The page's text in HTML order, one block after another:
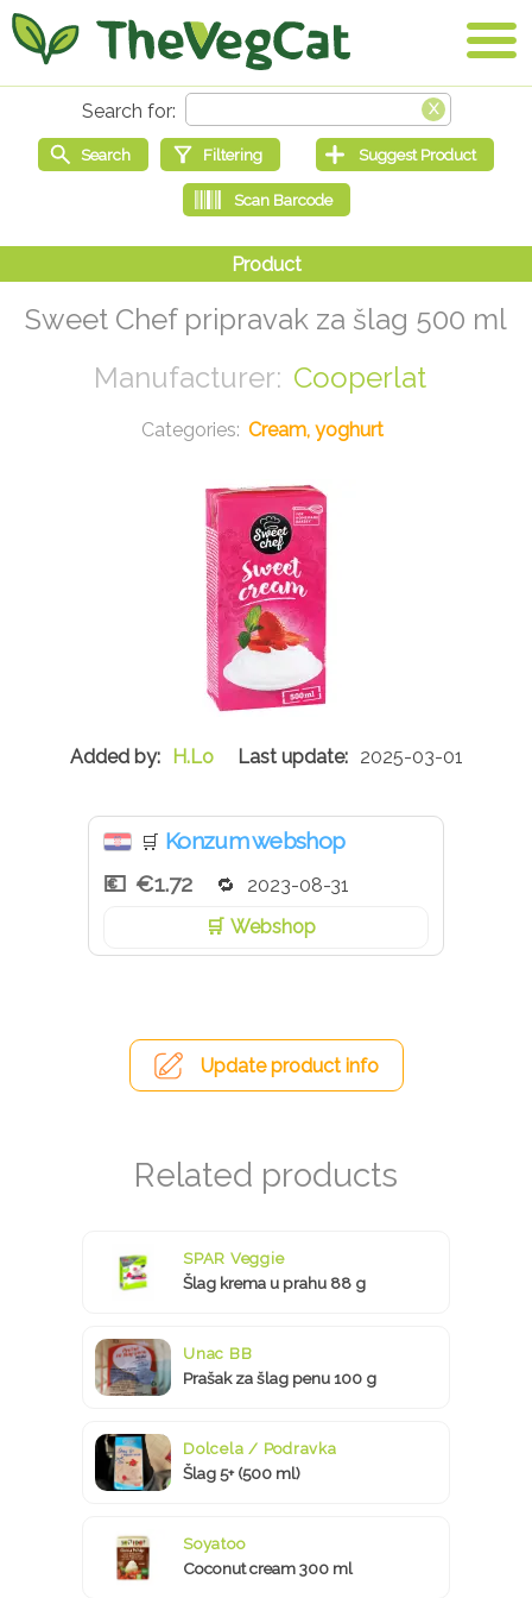
Sweet Chef pripravak za šlag 500 ml
Cooperlat
Cream, yoghurt
H.Lo 2025-03-01
🛒 Konzum webshop
€1.72
2023-08-31
Webshop
Update product info
SPAR Veggie
Šlag krema u prahu 88 g
Unac BB
Prašak za šlag penu 100 g
Dolcela / Podravka
Šlag 5+ (500 ml)
Soyatoo
Coconut cream 300 ml